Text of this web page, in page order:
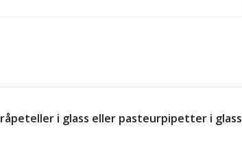
i glass eller pasteurpipetter i glass